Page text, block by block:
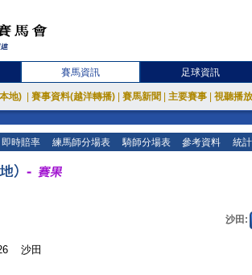
賽馬資訊 足球資訊
地) 賽事資料(越洋轉播) 賽馬新聞 主要賽事 視聽播
即時賠率 練馬師分場表 騎師分場表 參考資料 統
沙田:
沙田